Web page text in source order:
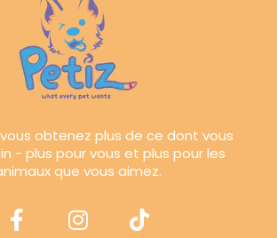
obtenez plus de ce dont vous
- plus pour vous et plus pour les
que vous aimez.